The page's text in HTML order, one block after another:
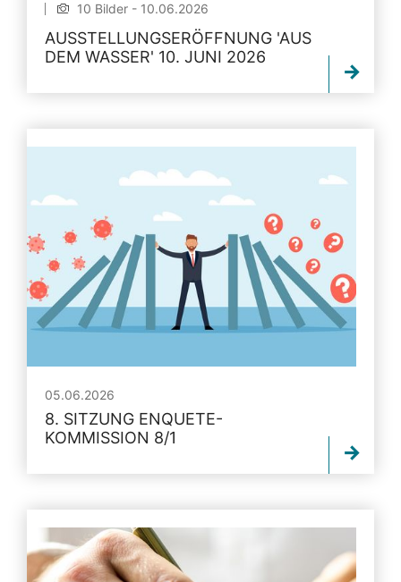
10 Bilder - 10.06.2026
AUSSTELLUNGSERÖFFNUNG 'AUS
DEM WASSER' 10. JUNI 2026
05.06.2026
8. SITZUNG ENQUETE-
KOMMISSION 8/1